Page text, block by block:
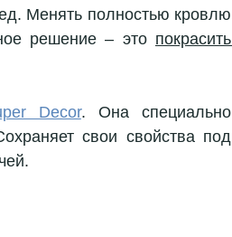
Менять полностью кровлю
решение – это покрасить
Decor. Она специально
свои свойства под